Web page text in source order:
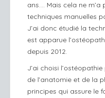
ans…. Mais cela ne
techniques manuelles
J’ai donc étudié la
est apparue
depuis 2012.
J’ai choisi
de l’anatomie et de la
principes qui assure le